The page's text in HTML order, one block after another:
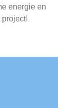
energie en